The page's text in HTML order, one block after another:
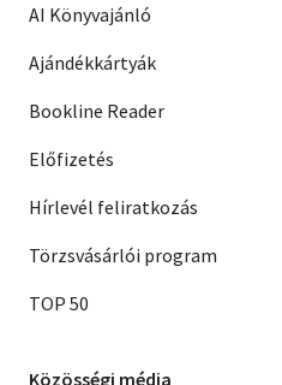
AI Könyvajánló
Ajándékkártyák
Bookline Reader
Előfizetés
Hírlevél feliratkozás
Törzsvásárlói program
TOP 50
Közösségi média